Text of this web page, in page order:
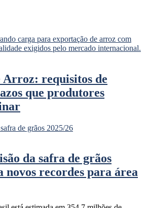
Arroz: requisitos de
que produtores
da safra de grãos
novos recordes para área